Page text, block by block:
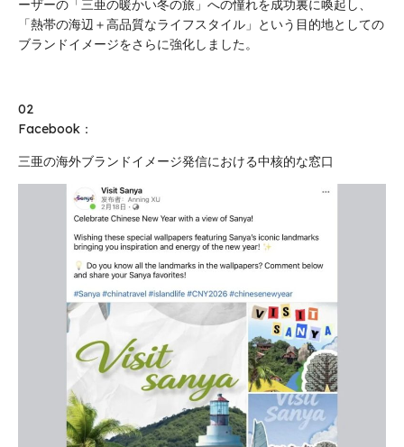
ーザーの「三亜の暖かい冬の旅」への憧れを成功裏に喚起し、
「熱帯の海辺＋高品質なライフスタイル」という目的地としての
ブランドイメージをさらに強化しました。
02
Facebook：
三亜の海外ブランドイメージ発信における中核的な窓口